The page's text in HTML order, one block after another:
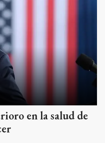
en la salud de